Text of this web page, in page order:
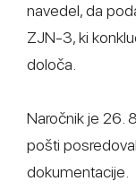
navedel, da
ZJN-3, ki
določa.
Naročnik je 26.
pošti
dokumentacije.